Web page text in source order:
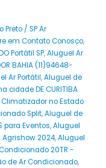
Preto / SP Ar
em Contato Conosco,
Portátil SP,Aluguel Ar
BAHIA (11)94648-
Ar Portátil,Aluguel de
cidade DE CURITIBA
no Estado
Split,Aluguel de
para Eventos,Aluguel
Agrishow 2024,Aluguel
20TR -
de Ar Condicionado,